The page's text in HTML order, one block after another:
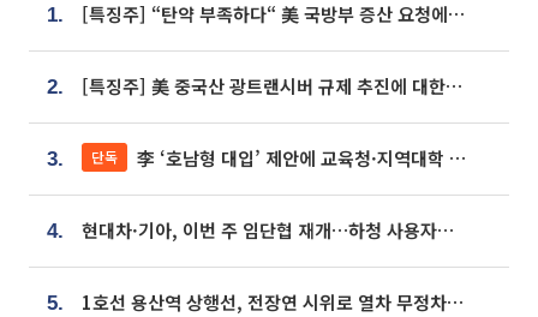
1. [특징주] “탄약 부족하다“ 美 국방부 증산 요청에⋯국내 방산주 급등세
2. [특징주] 美 중국산 광트랜시버 규제 추진에 대한광통신 등 광통신株 강세
3. 단독 李 ‘호남형 대입’ 제안에 교육청·지역대학 서·논술형 입시 연계 '착수'
4. 현대차·기아, 이번 주 임단협 재개…하청 사용자성 재심도 ‘변수’
5. 1호선 용산역 상행선, 전장연 시위로 열차 무정차 운행